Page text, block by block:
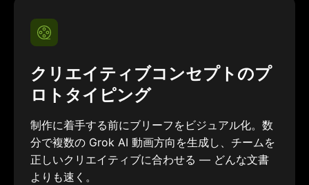
クリエイティブコンセプトのプ
ロトタイピング
制作に着手する前にブリーフをビジュアル化。数
分で複数の Grok AI 動画方向を生成し、チームを
正しいクリエイティブに合わせる — どんな文書
よりも速く。